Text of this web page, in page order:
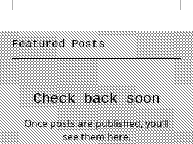
Featured Posts
Check back soon
Once posts are published, you’ll
see them here.